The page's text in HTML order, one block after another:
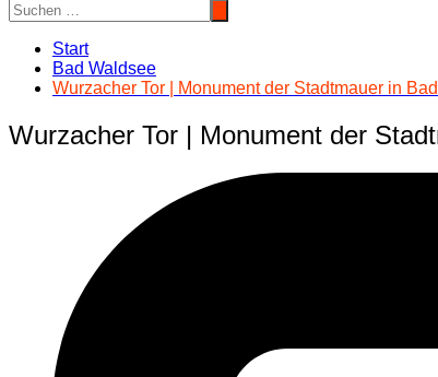
Start
Bad Waldsee
Wurzacher Tor | Monument der Stadtmauer in
Wurzacher Tor | Monument der